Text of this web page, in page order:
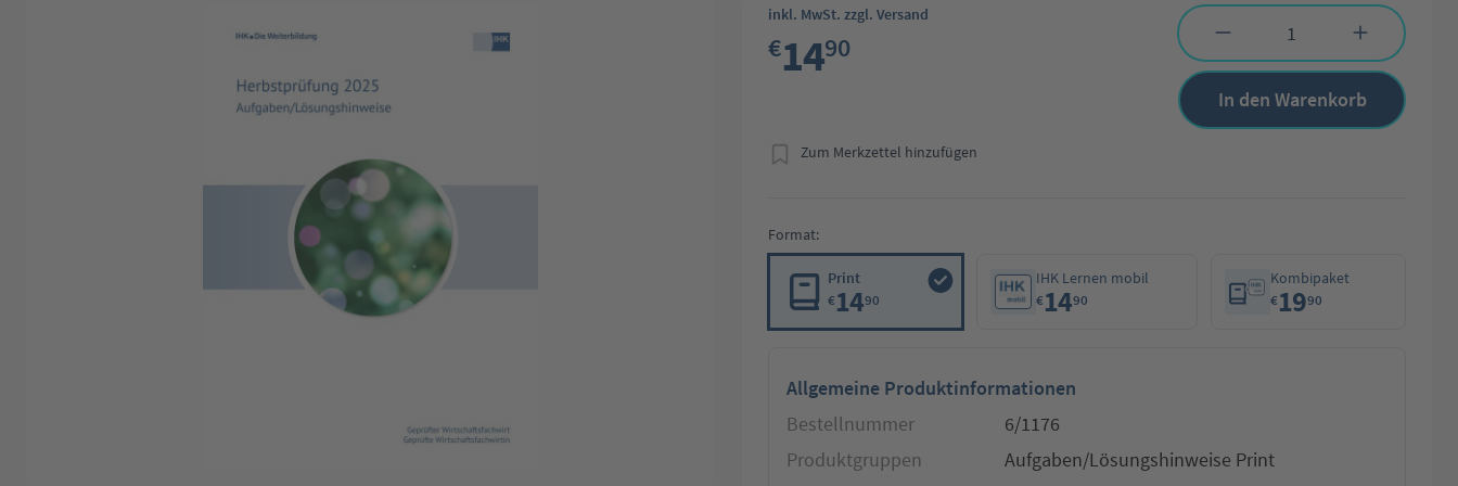
inkl. MwSt. zzgl. Versand
€1490
Produkt Anzahl: Gib den gewünschten
In den Warenkorb
Zum Merkzettel hinzufügen
Format:
Print
€1490
IHK Lernen mobil
€1490
Kombipaket
€1990
Allgemeine Produktinformationen
Bestellnummer
6/1176
Produktgruppen
Aufgaben/Lösungshinweise Print